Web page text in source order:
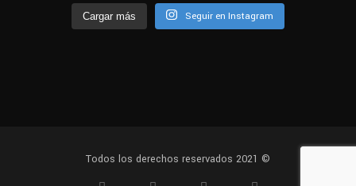
Cargar más Seguir en Instagram
Todos los derechos reservados 2021 ©